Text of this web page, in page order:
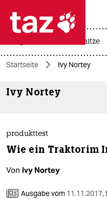
 taz
taz zahl
themen
öko
kultur
hitze
Startseite Ivy Nortey
Ivy Nortey
produkttest
Wie ein Traktorim
Von Ivy Nortey
Ausgabe vom 11.11.2017,